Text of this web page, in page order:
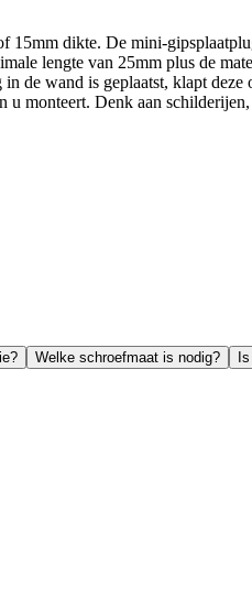
dikte. De mini-
lengte van 25mm plus de
wand is geplaatst, klapt
monteert. Denk aan
Welke schroefmaat is nodig?